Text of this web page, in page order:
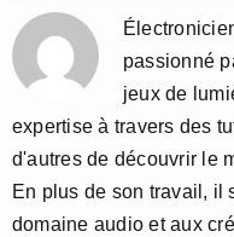
passionné
jeux de
expertise à travers des
d'autres de découvrir le
En plus de son travail, il
domaine audio et aux